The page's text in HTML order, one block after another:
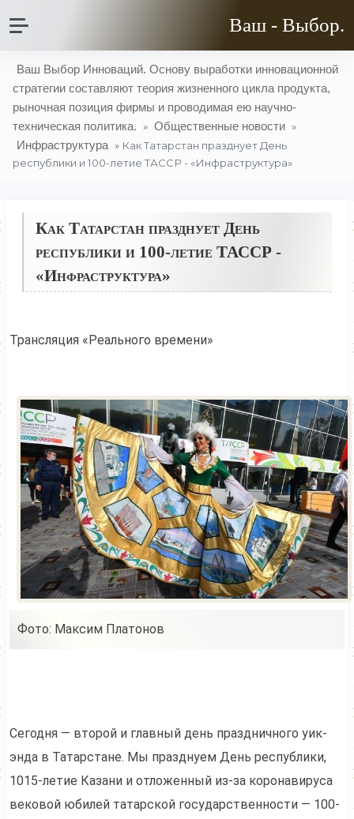
Ваш - Выбор.
Ваш Выбор Инноваций. Основу выработки инновационной
стратегии составляют теория жизненного цикла продукта,
рыночная позиция фирмы и проводимая ею научно-
техническая политика. » Общественные новости »
Инфраструктура » Как Татарстан празднует День
республики и 100-летие ТАССР - «Инфраструктура»
Как Татарстан празднует День
республики и 100-летие ТАССР -
«Инфраструктура»
Трансляция «Реального времени»
Фото: Максим Платонов
Сегодня — второй и главный день праздничного уик-
энда в Татарстане. Мы празднуем День республики,
1015-летие Казани и отложенный из-за коронавируса
вековой юбилей татарской государственности — 100-